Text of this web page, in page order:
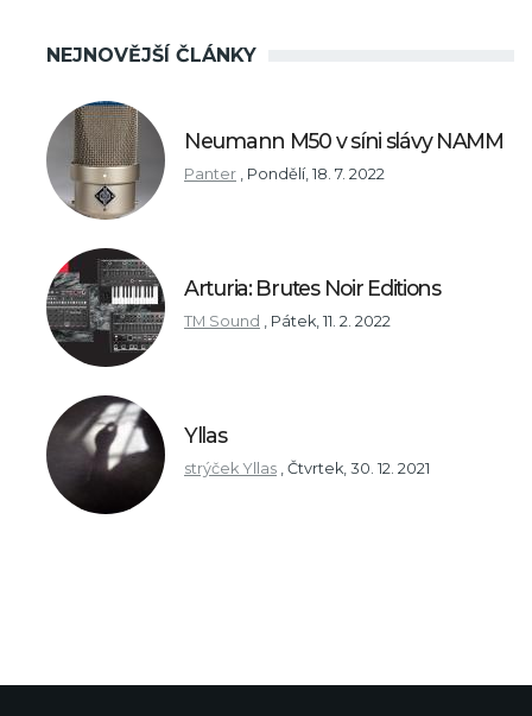
NEJNOVĚJŠÍ ČLÁNKY
Neumann M50 v síni slávy NAMM
Panter Pondělí, 18. 7. 2022
Arturia: Brutes Noir Editions
TM Sound Pátek, 11. 2. 2022
Yllas
strýček Yllas Čtvrtek, 30. 12. 2021